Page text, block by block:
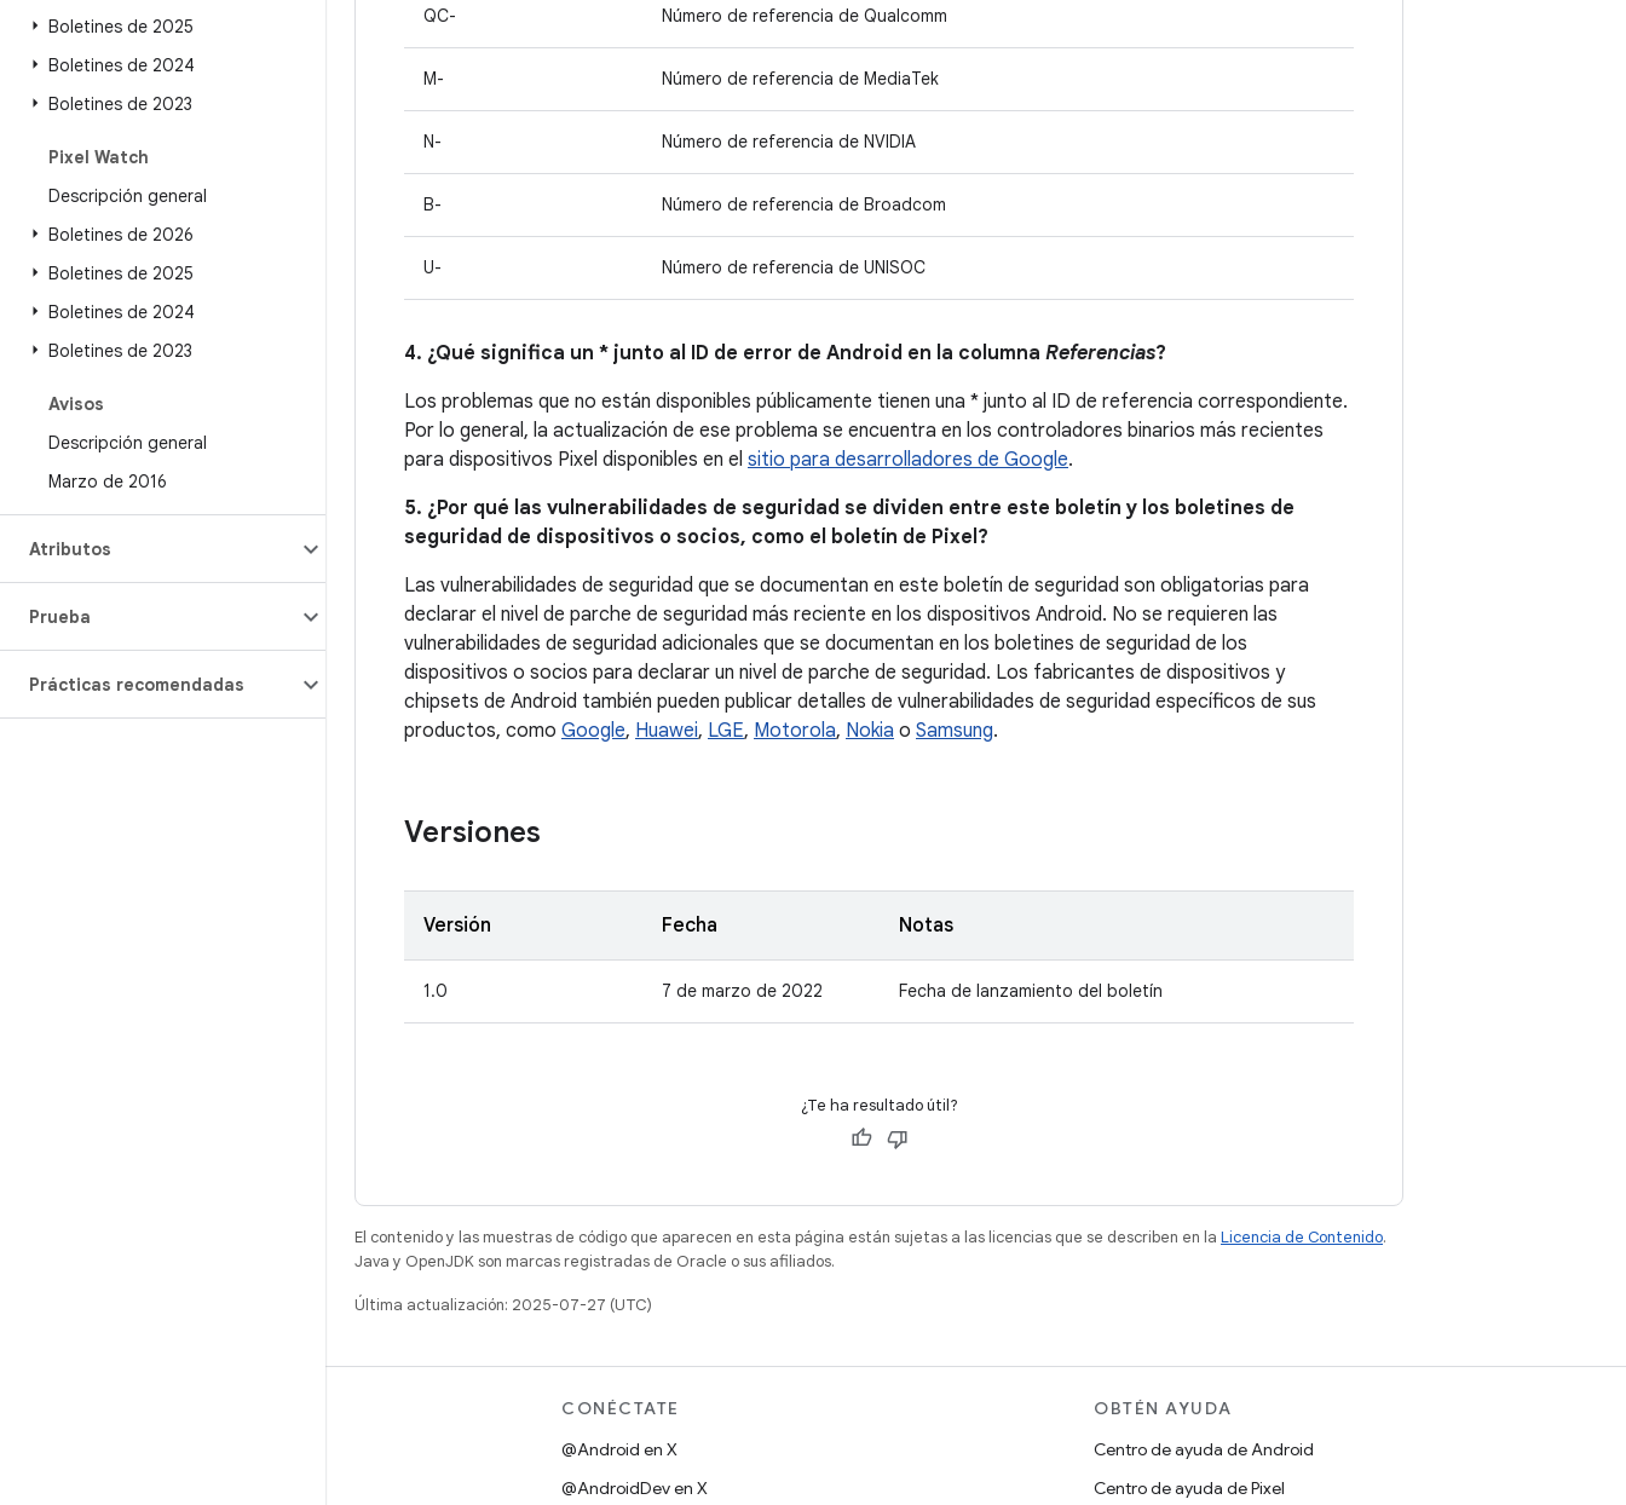
Boletines de 2025
Boletines de 2024
Boletines de 2023
Pixel Watch
Descripción general
Boletines de 2026
Boletines de 2025
Boletines de 2024
Boletines de 2023
Avisos
Descripción general
Marzo de 2016
Atributos
Prueba
Prácticas recomendadas
QC- Número de referencia de Qualcomm
M- Número de referencia de MediaTek
N- Número de referencia de NVIDIA
B- Número de referencia de Broadcom
U- Número de referencia de UNISOC
4. ¿Qué significa un * junto al ID de error de Android en la columna Referencias?
Los problemas que no están disponibles públicamente tienen una * junto al ID de referencia correspondiente.
Por lo general, la actualización de ese problema se encuentra en los controladores binarios más recientes
para dispositivos Pixel disponibles en el sitio para desarrolladores de Google.
5. ¿Por qué las vulnerabilidades de seguridad se dividen entre este boletín y los boletines de
seguridad de dispositivos o socios, como el boletín de Pixel?
Las vulnerabilidades de seguridad que se documentan en este boletín de seguridad son obligatorias para
declarar el nivel de parche de seguridad más reciente en los dispositivos Android. No se requieren las
vulnerabilidades de seguridad adicionales que se documentan en los boletines de seguridad de los
dispositivos o socios para declarar un nivel de parche de seguridad. Los fabricantes de dispositivos y
chipsets de Android también pueden publicar detalles de vulnerabilidades de seguridad específicos de sus
productos, como Google, Huawei, LGE, Motorola, Nokia o Samsung.
Versiones
Versión Fecha Notas
1.0 7 de marzo de 2022 Fecha de lanzamiento del boletín
¿Te ha resultado útil?
El contenido y las muestras de código que aparecen en esta página están sujetas a las licencias que se describen en la Licencia de Contenido.
Java y OpenJDK son marcas registradas de Oracle o sus afiliados.
Última actualización: 2025-07-27 (UTC)
CONÉCTATE
@Android en X
@AndroidDev en X
OBTÉN AYUDA
Centro de ayuda de Android
Centro de ayuda de Pixel